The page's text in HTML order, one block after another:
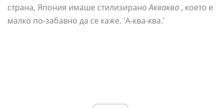
страна, Япония имаше стилизираноАкваква , което е
малко по-забавно да се каже. 'А-ква-ква.'